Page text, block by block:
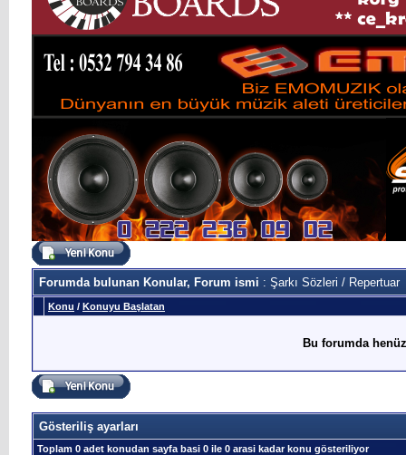
Forumda bulunan Konular, Forum ismi : Şarkı Sözleri / Repertuar
Konu / Konuyu Başlatan
Bu forumda
Gösteriliş ayarları
Toplam 0 adet konudan sayfa basi 0 ile 0 arasi kadar konu gösteriliyor